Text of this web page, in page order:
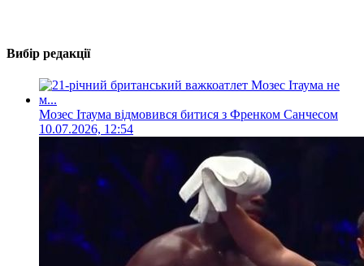
Вибір редакції
Мозес Ітаума відмовився битися з Френком Санчесом
10.07.2026, 12:54